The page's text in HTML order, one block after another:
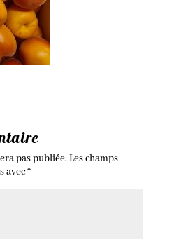
pas publiée.Les champs
avec*